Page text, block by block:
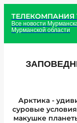
ТЕЛЕКОМПАНИЯ
Все новости
Мурманской области
Арктика -
суровые
макушке